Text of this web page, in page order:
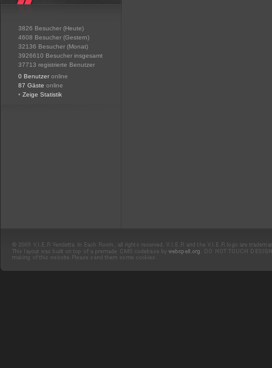
3826 Besucher (Heute)
4608 Besucher (Gestern)
32136 Besucher (Monat)
3926610 Besucher insgesamt
37713 registrierte Benutzer
0 Benutzer online
87 Gäste online
• Zeige Statistik